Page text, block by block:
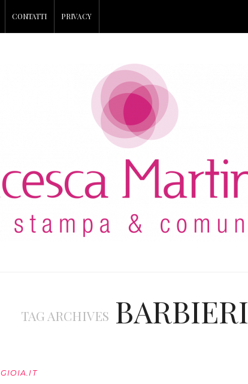
CONTATTI PRIVACY
TAG ARCHIVES BARBIERI
GIOIA.IT